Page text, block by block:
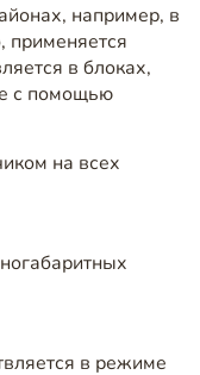
например, в
применяется
в блоках,
с помощью
на всех
в режиме